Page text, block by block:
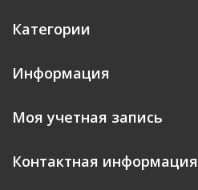
Категории
Информация
Моя учетная запись
Контактная информация